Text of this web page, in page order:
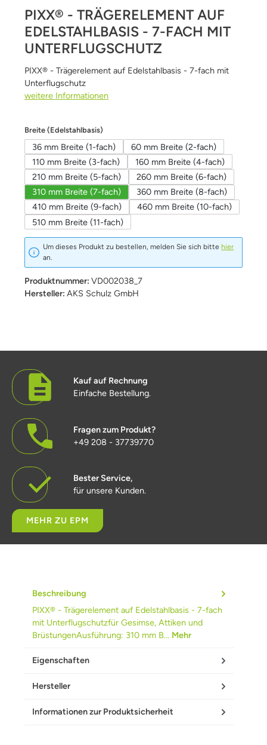
PIXX® - TRÄGERELEMENT AUF
EDELSTAHLBASIS - 7-FACH MIT
UNTERFLUGSCHUTZ
PIXX® - Trägerelement auf Edelstahlbasis - 7-fach mit
Unterflugschutz
weitere Informationen
Breite (Edelstahlbasis)
36 mm Breite (1-fach)
60 mm Breite (2-fach)
110 mm Breite (3-fach)
160 mm Breite (4-fach)
210 mm Breite (5-fach)
260 mm Breite (6-fach)
310 mm Breite (7-fach)
360 mm Breite (8-fach)
410 mm Breite (9-fach)
460 mm Breite (10-fach)
510 mm Breite (11-fach)
Um dieses Produkt zu bestellen, melden Sie sich bitte hier
an.
Produktnummer: VD002038_7
Hersteller: AKS Schulz GmbH
Kauf auf Rechnung
Einfache Bestellung.
Fragen zum Produkt?
+49 208 - 37739770
Bester Service,
für unsere Kunden.
MEHR ZU EPM
Beschreibung
PIXX® - Trägerelement auf Edelstahlbasis - 7-fach
mit Unterflugschutzfür Gesimse, Attiken und
BrüstungenAusführung: 310 mm B… Mehr
Eigenschaften
Hersteller
Informationen zur Produktsicherheit